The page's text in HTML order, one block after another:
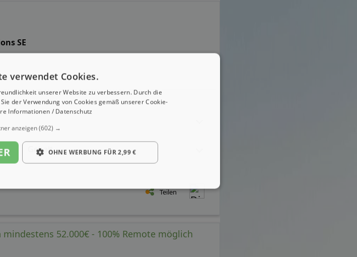
SE
Gehalt
Teilen
52.000€ - 100% Remote möglich
verwendet Cookies.
unserer Website zu verbessern. Durch die
der Verwendung von Cookies gemäß unserer Cookie-
Informationen / Datenschutz
anzeigen(602) →
OHNE WERBUNG FÜR 2,99 €